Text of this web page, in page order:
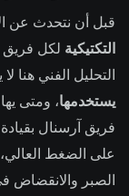
قبل أن نتحدث عن
التكتيكية لكل فريق
التحليل الفني هنا
يستخدمها، ومتى
فريق آرسنال بقيادة
على الضغط العالي،
الصبر والانقضاض